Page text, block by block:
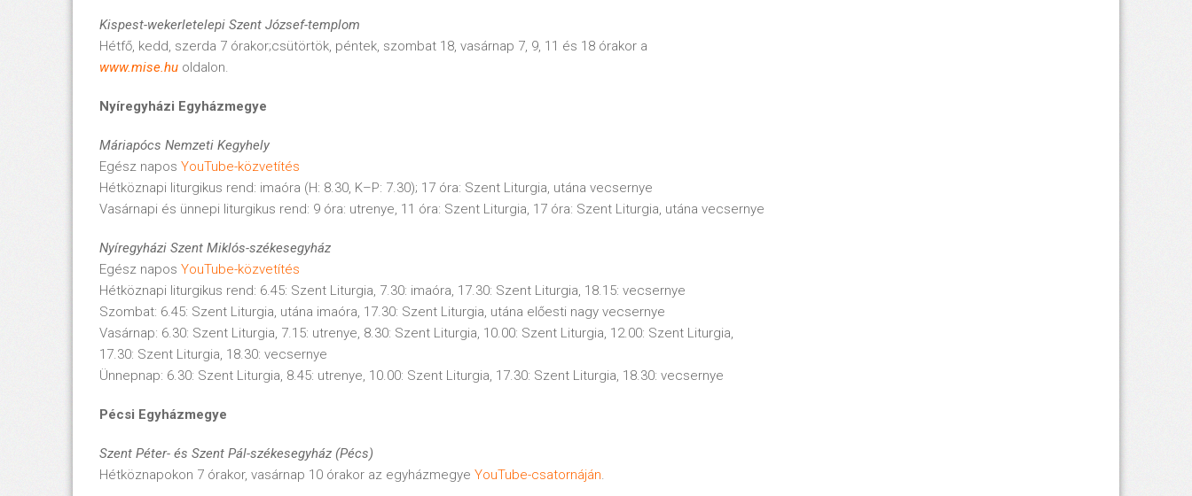
Kispest-wekerletelepi Szent József-templom
Hétfő, kedd, szerda 7 órakor;csütörtök, péntek, szombat 18, vasárnap 7, 9, 11 és 18 órakor a
www.mise.hu oldalon.
Nyíregyházi Egyházmegye
Máriapócs Nemzeti Kegyhely
Egész napos YouTube-közvetítés
Hétköznapi liturgikus rend: imaóra (H: 8.30, K–P: 7.30); 17 óra: Szent Liturgia, utána vecsernye
Vasárnapi és ünnepi liturgikus rend: 9 óra: utrenye, 11 óra: Szent Liturgia, 17 óra: Szent Liturgia, utána vecsernye
Nyíregyházi Szent Miklós-székesegyház
Egész napos YouTube-közvetítés
Hétköznapi liturgikus rend: 6.45: Szent Liturgia, 7.30: imaóra, 17.30: Szent Liturgia, 18.15: vecsernye
Szombat: 6.45: Szent Liturgia, utána imaóra, 17.30: Szent Liturgia, utána előesti nagy vecsernye
Vasárnap: 6.30: Szent Liturgia, 7.15: utrenye, 8.30: Szent Liturgia, 10.00: Szent Liturgia, 12.00: Szent Liturgia,
17.30: Szent Liturgia, 18.30: vecsernye
Ünnepnap: 6.30: Szent Liturgia, 8.45: utrenye, 10.00: Szent Liturgia, 17.30: Szent Liturgia, 18.30: vecsernye
Pécsi Egyházmegye
Szent Péter- és Szent Pál-székesegyház (Pécs)
Hétköznapokon 7 órakor, vasárnap 10 órakor az egyházmegye YouTube-csatornáján.